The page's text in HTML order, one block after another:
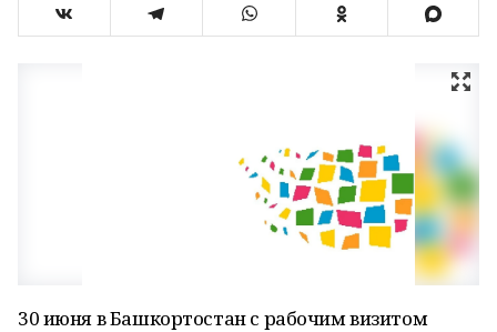
30 июня в Башкортостан с рабочим визитом